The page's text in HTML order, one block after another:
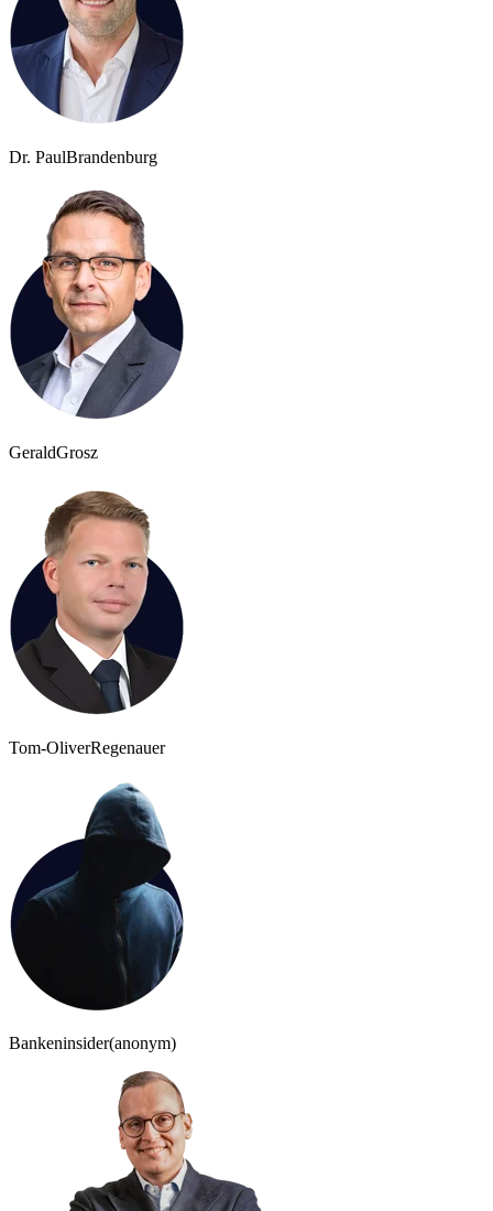
Dr. PaulBrandenburg
GeraldGrosz
Tom-OliverRegenauer
Bankeninsider(anonym)